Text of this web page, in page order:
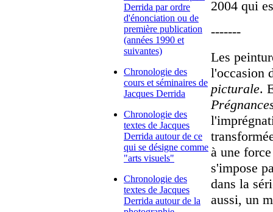
Derrida par ordre
d'énonciation ou de
première publication
(années 1990 et
suivantes)
Chronologie des
cours et séminaires de
Jacques Derrida
Chronologie des
textes de Jacques
Derrida autour de ce
qui se désigne comme
"arts visuels"
Chronologie des
textes de Jacques
Derrida autour de la
2004 qui
-------
Les
l'occasion
picturale.
à une
s'impose
dans la
aussi, un